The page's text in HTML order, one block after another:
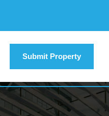
Submit Property